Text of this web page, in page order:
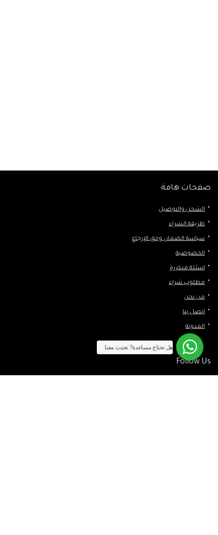
صفحات هامة
الشحن والتوصيل
طريقة الشراء
سياسة الضمان وحق الإرجاع
الخصوصية
اسئلة متكررة
مطلوب شراء
من نحن
اتصل بنا
المدونة
Follow Us
هل تحتاج مساعدة? تحدث معنا